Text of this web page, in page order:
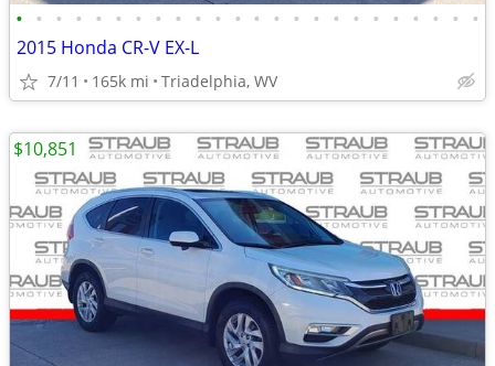
• • • • • • • • • • • • • • • • • • • • • • • •
2015 Honda CR-V EX-L
7/11 165k mi Triadelphia, WV
$10,851